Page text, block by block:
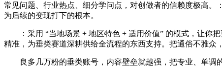
常见问题、行业热点、细分学问点，对创做者的信赖度极高。
为后续的变现打下的根本。
：采用 “当地场景 + 地区特色 + 适用价值” 的模式，让你把
精准，为垂类赛道深耕供给全流程的东西支持。把通俗不雅众
良多几万粉的垂类账号，内容壁垒就越强，把专业、单调的